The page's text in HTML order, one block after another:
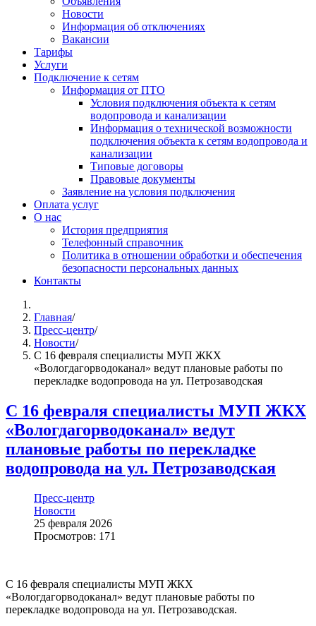
Новости
Информация об отключениях
Вакансии
Тарифы
Услуги
Подключение к сетям
Информация от ПТО
Условия подключения объекта к сетям
водопровода и канализации
Информация о технической возможности
подключения объекта к сетям водопровода и
канализации
Типовые договоры
Правовые документы
Заявление на условия подключения
Оплата услуг
О нас
История предприятия
Телефонный справочник
Политика в отношении обработки и обеспечения
безопасности персональных данных
Контакты
Главная/
Пресс-центр/
Новости/
С 16 февраля специалисты МУП ЖКХ
«Вологдагорводоканал» ведут плановые работы по
перекладке водопровода на ул. Петрозаводская
С 16 февраля специалисты МУП ЖКХ
«Вологдагорводоканал» ведут
плановые работы по перекладке
водопровода на ул. Петрозаводская
Пресс-центр
Новости
25 февраля 2026
Просмотров: 171
С 16 февраля специалисты МУП ЖКХ
«Вологдагорводоканал» ведут плановые работы по
перекладке водопровода на ул. Петрозаводская.